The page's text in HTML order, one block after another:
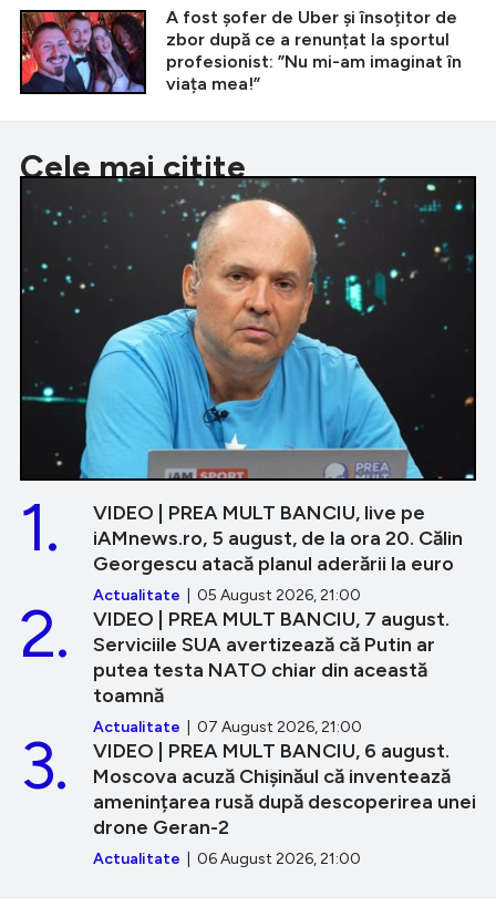
A fost șofer de Uber și însoțitor de
zbor după ce a renunțat la sportul
profesionist: ”Nu mi-am imaginat în
viața mea!”
Cele mai citite
VIDEO | PREA MULT BANCIU, live pe
iAMnews.ro, 5 august, de la ora 20. Călin
Georgescu atacă planul aderării la euro
Actualitate | 05 August 2026, 21:00
1.
VIDEO | PREA MULT BANCIU, 7 august.
Serviciile SUA avertizează că Putin ar
putea testa NATO chiar din această
toamnă
Actualitate | 07 August 2026, 21:00
2.
VIDEO | PREA MULT BANCIU, 6 august.
Moscova acuză Chișinăul că inventează
amenințarea rusă după descoperirea unei
drone Geran-2
Actualitate | 06 August 2026, 21:00
3.